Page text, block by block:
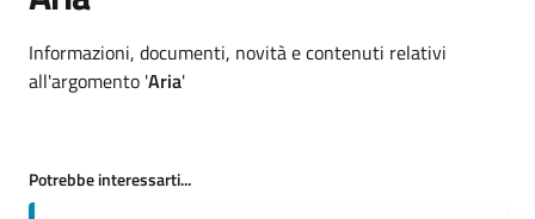
Dettagli argomento
Informazioni, documenti, novità e contenuti relativi
all'argomento 'Aria'
Potrebbe interessarti...